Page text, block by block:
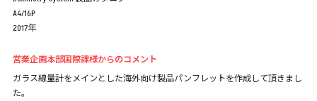
A4/16P
2017年
営業企画本部国際課様からのコメント
ガラス線量計をメインとした海外向け製品パンフレットを作成して頂きまし
た。